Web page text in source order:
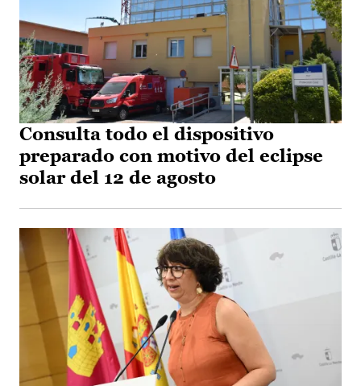
Consulta todo el dispositivo
preparado con motivo del eclipse
solar del 12 de agosto